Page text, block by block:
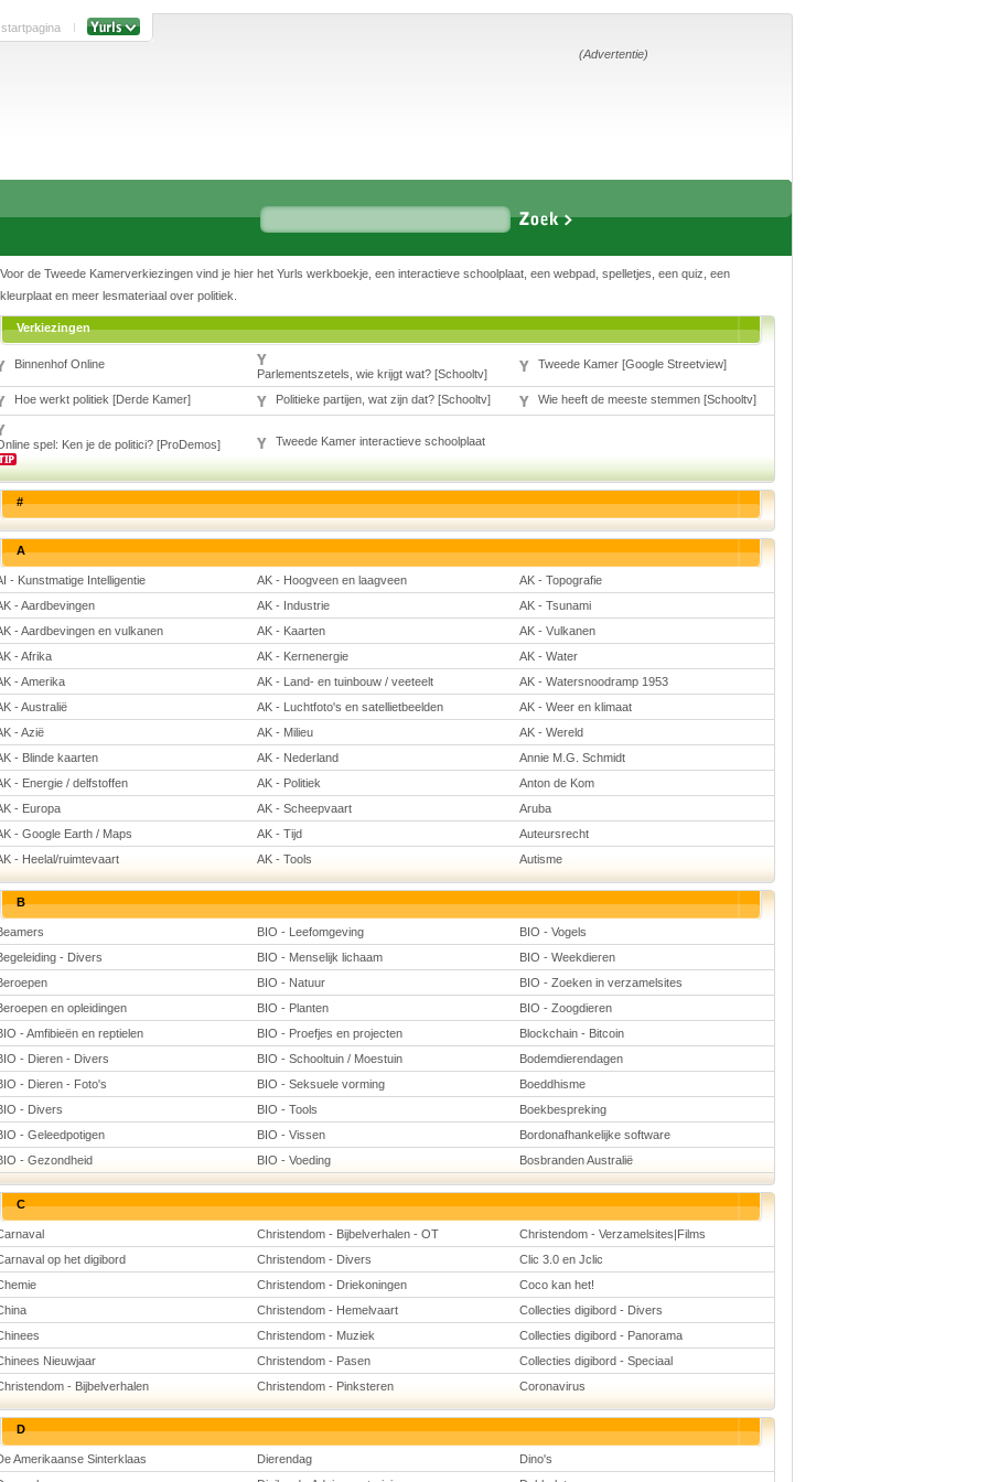
(Advertentie)
Voor de Tweede Kamerverkiezingen vind je hier het Yurls werkboekje, een interactieve schoolplaat, een webpad, spelletjes, een quiz, een
kleurplaat en meer lesmateriaal over politiek.
Verkiezingen
Binnenhof Online
Parlementszetels, wie krijgt wat? [Schooltv]
Tweede Kamer [Google Streetview]
Hoe werkt politiek [Derde Kamer] Politieke partijen, wat zijn dat? [Schooltv] Wie heeft de meeste stemmen [Schooltv]
spel: Ken je de politici? [ProDemos] Tweede Kamer interactieve schoolplaat
#
A
- Kunstmatige Intelligentie AK - Hoogveen en laagveen
AK - Topografie
- Aardbevingen
AK - Industrie
AK - Tsunami
- Aardbevingen en vulkanen
AK - Kaarten
AK - Vulkanen
- Afrika
AK - Kernenergie
AK - Water
- Amerika
AK - Land- en tuinbouw / veeteelt
AK - Watersnoodramp 1953
- Australië
AK - Luchtfoto's en satellietbeelden
AK - Weer en klimaat
- Azië
AK - Milieu
AK - Wereld
- Blinde kaarten
AK - Nederland
Annie M.G. Schmidt
- Energie / delfstoffen
AK - Politiek
Anton de Kom
- Europa
AK - Scheepvaart
Aruba
- Google Earth / Maps
AK - Tijd
Auteursrecht
- Heelal/ruimtevaart
AK - Tools Autisme
B
BIO - Leefomgeving
BIO - Vogels
- Divers
BIO - Menselijk lichaam
BIO - Weekdieren
BIO - Natuur
BIO - Zoeken in verzamelsites
en opleidingen
BIO - Planten
BIO - Zoogdieren
- Amfibieën en reptielen
BIO - Proefjes en projecten
Blockchain - Bitcoin
- Dieren - Divers
BIO - Schooltuin / Moestuin
Bodemdierendagen
- Dieren - Foto's
BIO - Seksuele vorming
Boeddhisme
- Divers
BIO - Tools
Boekbespreking
- Geleedpotigen
BIO - Vissen
Bordonafhankelijke software
- Gezondheid
BIO - Voeding Bosbranden Australië
C
Christendom - Bijbelverhalen - OT
Christendom - Verzamelsites|Films
op het digibord
Christendom - Divers
Clic 3.0 en Jclic
Christendom - Driekoningen
Coco kan het!
Christendom - Hemelvaart
Collecties digibord - Divers
Christendom - Muziek
Collecties digibord - Panorama
Nieuwjaar
Christendom - Pasen
Collecties digibord - Speciaal
- Bijbelverhalen
Christendom - Pinksteren Coronavirus
D
Amerikaanse Sinterklaas Dierendag
Dino's